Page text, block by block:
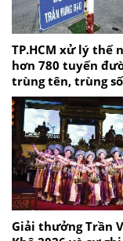
TP.HCM xử lý thế
hơn 780 tuyến
trùng tên, trùng
Giải thưởng Trần